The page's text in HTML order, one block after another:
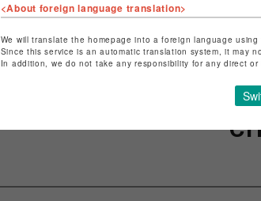
ショップお問い合わせ
<About foreign language translation>
We will translate the homepage into a foreign language
Since this service is an automatic translation system, it may
In addition, we do not take any responsibility for any direct